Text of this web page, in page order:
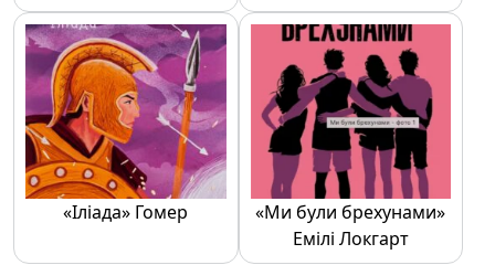
«Іліада» Гомер
«Ми були брехунами»
Емілі Локгарт